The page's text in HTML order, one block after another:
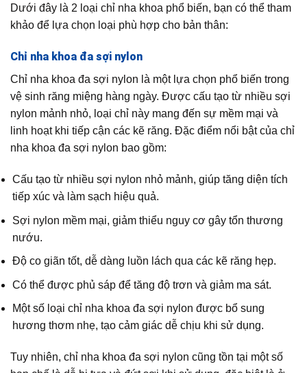
Dưới đây là 2 loại chỉ nha khoa phổ biến, bạn có thể tham
khảo để lựa chọn loại phù hợp cho bản thân:
Chỉ nha khoa đa sợi nylon
Chỉ nha khoa đa sợi nylon là một lựa chọn phổ biến trong
vệ sinh răng miệng hàng ngày. Được cấu tạo từ nhiều sợi
nylon mảnh nhỏ, loại chỉ này mang đến sự mềm mại và
linh hoạt khi tiếp cận các kẽ răng. Đặc điểm nổi bật của chỉ
nha khoa đa sợi nylon bao gồm:
Cấu tạo từ nhiều sợi nylon nhỏ mảnh, giúp tăng diện tích
tiếp xúc và làm sạch hiệu quả.
Sợi nylon mềm mại, giảm thiểu nguy cơ gây tổn thương
nướu.
Độ co giãn tốt, dễ dàng luồn lách qua các kẽ răng hẹp.
Có thể được phủ sáp để tăng độ trơn và giảm ma sát.
Một số loại chỉ nha khoa đa sợi nylon được bổ sung
hương thơm nhẹ, tạo cảm giác dễ chịu khi sử dụng.
Tuy nhiên, chỉ nha khoa đa sợi nylon cũng tồn tại một số